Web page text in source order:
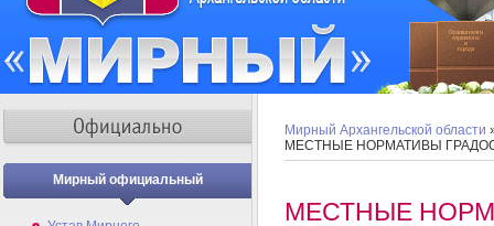
Мирный официальный
Мирный Архангельской области
МЕСТНЫЕ НОРМАТИВЫ
МЕСТНЫЕ